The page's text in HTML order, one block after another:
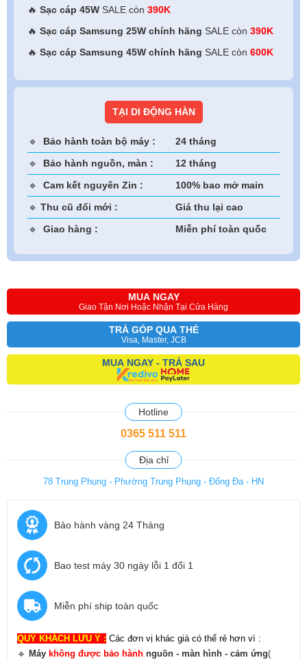
🔥 Sạc cáp 45W SALE còn 390K
🔥 Sạc cáp Samsung 25W chính hãng SALE còn 390K
🔥 Sạc cáp Samsung 45W chính hãng SALE còn 600K
TẠI DI ĐỘNG HÀN
🔹 Bảo hành toàn bộ máy :
24 tháng
🔹 Bảo hành nguồn, màn :
12 tháng
🔹 Cam kết nguyên Zin :
100% bao mở main
🔹 Thu cũ đổi mới :
Giá thu lại cao
🔹 Giao hàng : Miễn phí toàn quốc
MUA NGAY
Giao Tận Nơi Hoặc Nhận Tại Cửa Hàng
TRẢ GÓP QUA THẺ
Visa, Master, JCB
MUA NGAY - TRẢ SAU
Hotline
0365 511 511
Địa chỉ
78 Trung Phụng - Phường Trung Phụng - Đống Đa - HN
Bảo hành vàng 24 Tháng
Bao test máy 30 ngày lỗi 1 đổi 1
Miễn phí ship toàn quốc
QUÝ KHÁCH LƯU Ý : Các đơn vị khác giá có thể rẻ hơn vì :
🔹 Máy không được bảo hành nguồn - màn hình - cảm ứng(